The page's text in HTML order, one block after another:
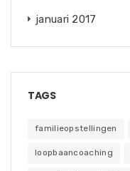
januari 2017
TAGS
familieopstellingen
loopbaancoaching